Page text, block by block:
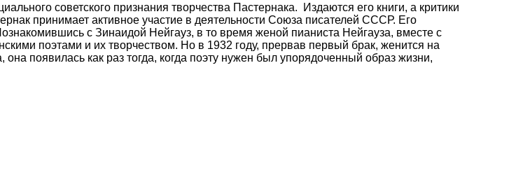
советского признания творчества Пастернака. Издаются его книги, а критики
принимает активное участие в деятельности Союза писателей СССР. Его
с Зинаидой Нейгауз, в то время женой пианиста Нейгауза, вместе с
поэтами и их творчеством. Но в 1932 году, прервав первый брак, женится на
появилась как раз тогда, когда поэту нужен был упорядоченный образ жизни,